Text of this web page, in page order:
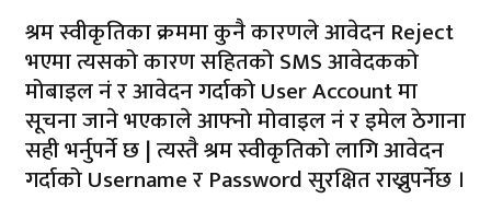
श्रम स्वीकृतिका क्रममा कुनै कारणले आवेदन Reject
भएमा त्यसको कारण सहितको SMS आवेदकको
मोबाइल नं र आवेदन गर्दाको User Account मा
सूचना जाने भएकाले आफ्नो मोवाइल नं र इमेल ठेगाना
सही भर्नुपर्ने छ | त्यस्तै श्रम स्वीकृतिको लागि आवेदन
गर्दाको Username र Password सुरक्षित राख्नुपर्नेछ ।